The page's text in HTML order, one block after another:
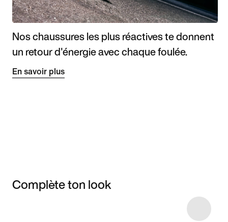
Nos chaussures les plus réactives te donnent
un retour d'énergie avec chaque foulée.
En savoir plus
Complète ton look